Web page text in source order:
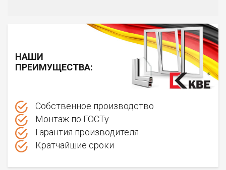
НАШИ
ПРЕИМУЩЕСТВА:
Собственное производство
Монтаж по ГОСТу
Гарантия производителя
Кратчайшие сроки